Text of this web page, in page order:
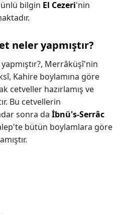
bilgin El Cezeri'nin
neler yapmıştır?
Merrâküşî'nin
Kahire boylamına göre
cetveller hazırlamış ve
Bu cetvellerin
sonra da İbnü's-Serrâc
bütün boylamlara göre